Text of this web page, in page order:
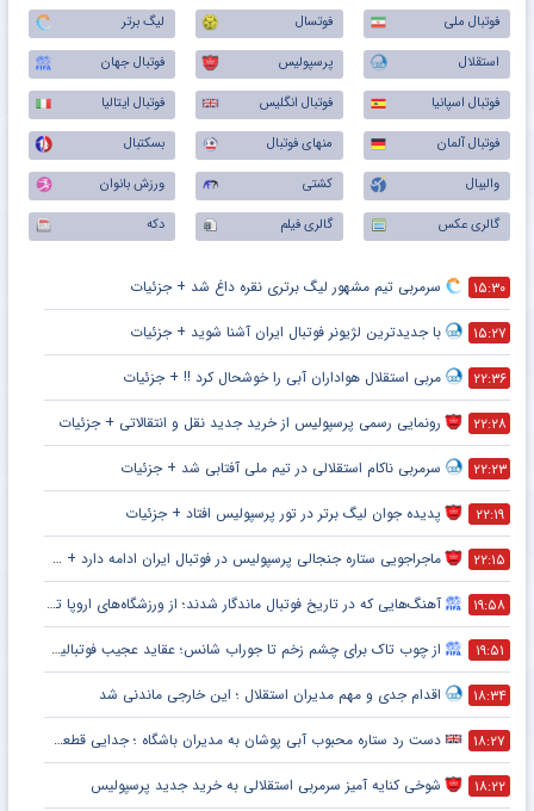
فوتبال ملی فوتسال
لیگ برتر
استقلال
پرسپولیس
فوتبال جهان
فوتبال اسپانیا
فوتبال انگلیس
فوتبال ایتالیا
فوتبال آلمان
منهای فوتبال
بسکتبال
والیبال
کشتی
ورزش بانوان
گالری عکس
گالری فیلم دکه
۱۵:۳۰ سرمربی تیم مشهور لیگ برتری نقره داغ شد + جزئیات
۱۵:۲۷ با جدیدترین لژیونر فوتبال ایران آشنا شوید + جزئیات
۲۲:۳۶ مربی استقلال هواداران آبی را خوشحال کرد !! + جزئیات
۲۲:۲۸ رونمایی رسمی پرسپولیس از خرید جدید نقل و انتقالاتی + جزئیات
۲۲:۲۳ سرمربی ناکام استقلالی در تیم ملی آفتابی شد + جزئیات
۲۲:۱۹ پدیده جوان لیگ برتر در تور پرسپولیس افتاد + جزئیات
۲۲:۱۵ ماجراجویی ستاره جنجالی پرسپولیس در فوتبال ایران ادامه دارد + جزئیات
۱۹:۵۸ آهنگ‌هایی که در تاریخ فوتبال ماندگار شدند؛ از ورزشگاه‌های اروپا تا جام جهانی
۱۹:۵۱ از چوب تاک برای چشم زخم تا جوراب شانس؛ عقاید عجیب فوتبالیست‌ها!
۱۸:۳۴ اقدام جدی و مهم مدیران استقلال ؛ این خارجی ماندنی شد
۱۸:۲۷ دست رد ستاره محبوب آبی پوشان به مدیران باشگاه ؛ جدایی قطعی است !
۱۸:۲۲ شوخی کنایه آمیز سرمربی استقلالی به خرید جدید پرسپولیس